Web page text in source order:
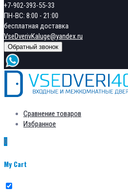
+7-902-393-55-33
ПН-ВС: 8:00 - 21:00
бесплатная доставка
VseDverivKaluge@yandex.ru
Обратный звонок
Сравнение товаров
Избранное
0
My Cart